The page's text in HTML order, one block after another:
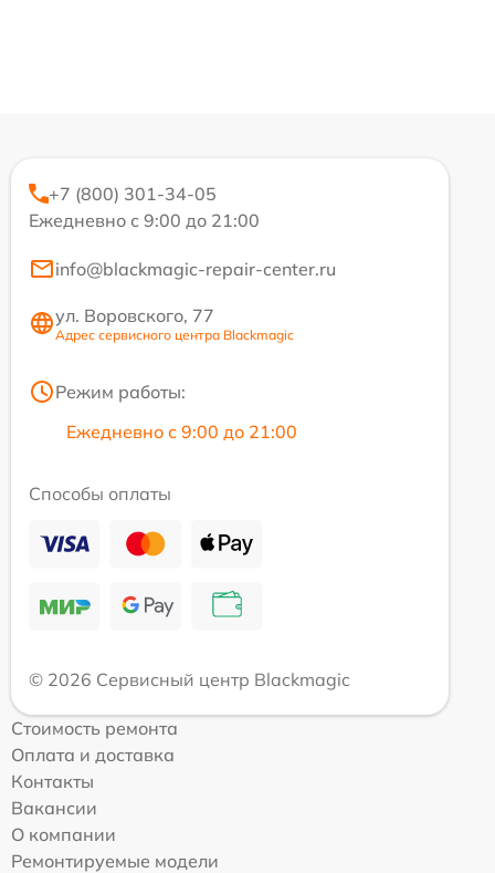
+7 (800) 301-34-05
Ежедневно с 9:00 до 21:00
info@blackmagic-repair-center.ru
ул. Воровского, 77
Адрес сервисного центра Blackmagic
Режим работы:
Ежедневно с 9:00 до 21:00
Способы оплаты
© 2026 Сервисный центр Blackmagic
Стоимость ремонта
Оплата и доставка
Контакты
Вакансии
О компании
Ремонтируемые модели